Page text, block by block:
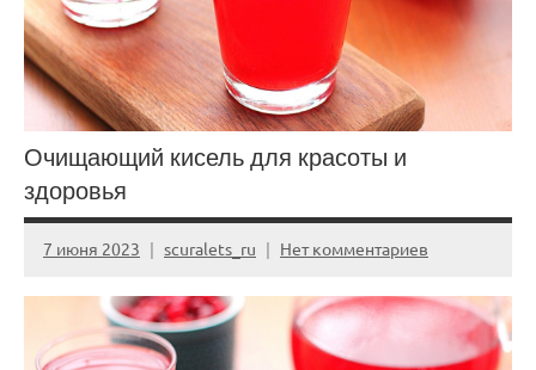
Очищающий кисель для красоты и
здоровья
7 июня 2023 scuralets_ru Нет комментариев